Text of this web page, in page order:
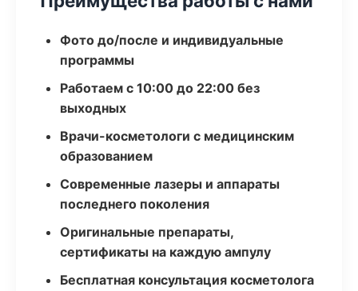
Фото до/после и индивидуальные
программы
Работаем с 10:00 до 22:00 без
выходных
Врачи-косметологи с медицинским
образованием
Современные лазеры и аппараты
последнего поколения
Оригинальные препараты,
сертификаты на каждую ампулу
Бесплатная консультация косметолога